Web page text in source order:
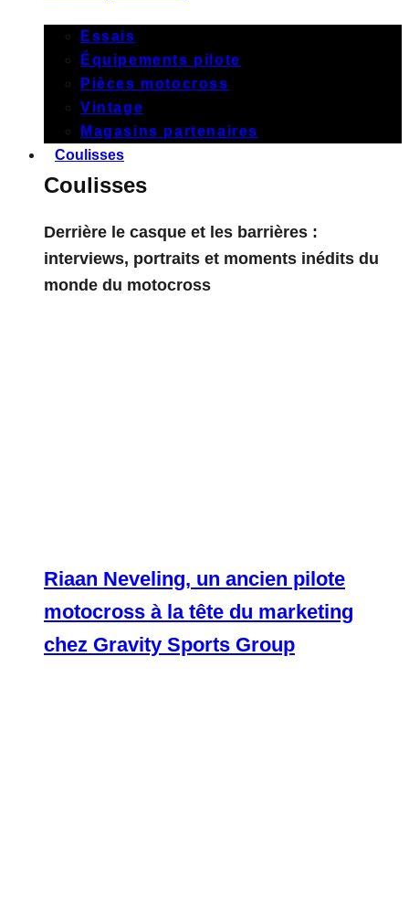
Essais
Équipements pilote
Pièces motocross
Vintage
Magasins partenaires
Coulisses
Coulisses
Derrière le casque et les barrières :
interviews, portraits et moments inédits du
monde du motocross
Riaan Neveling, un ancien pilote
motocross à la tête du marketing
chez Gravity Sports Group